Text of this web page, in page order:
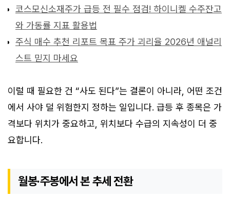
코스모신소재주가 급등 전 필수 점검! 하이니켈 수주잔고
와 가동률 지표 활용법
주식 매수 추천 리포트 목표 주가 괴리율 2026년 애널리
스트 믿지 마세요
이럴 때 필요한 건 “사도 된다”는 결론이 아니라, 어떤 조건
에서 사야 덜 위험한지 정하는 일입니다. 급등 후 종목은 가
격보다 위치가 중요하고, 위치보다 수급의 지속성이 더 중
요합니다.
월봉·주봉에서 본 추세 전환